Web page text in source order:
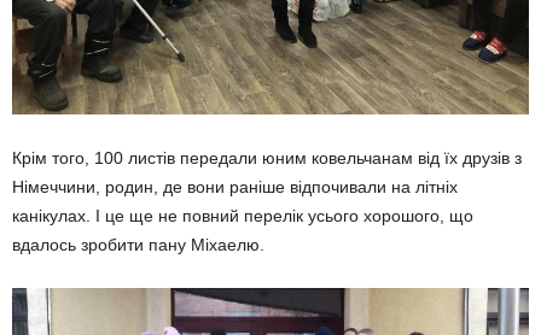
Крім того, 100 листів передали юним ковельчанам від їх друзів з
Німеччини, родин, де вони раніше відпочивали на літніх
канікулах. І це ще не повний перелік усього хорошого, що
вдалось зробити пану Міхаелю.